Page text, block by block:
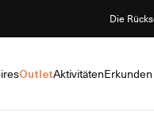
Die
OutletAktivitätenErkunden